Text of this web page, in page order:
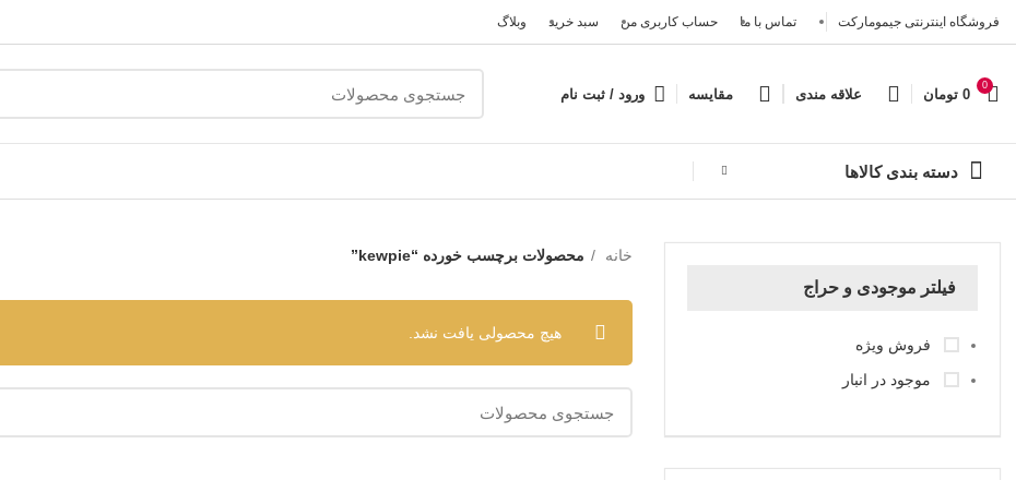
فروشگاه اینترنتی جیمومارکت تماس با ما حساب کاربری من سبد خرید وبلاگ
0
0 تومان علاقه مندی مقایسه ورود / ثبت نام
دسته بندی کالاها
فیلتر موجودی و حراج
فروش ویژه
موجود در انبار
خانه محصولات برچسب خورده “kewpie”
هیچ محصولی یافت نشد.